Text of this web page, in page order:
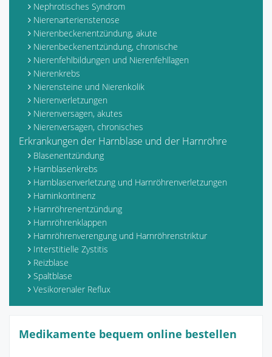
Nephrotisches Syndrom
Nierenarterienstenose
Nierenbeckenentzündung, akute
Nierenbeckenentzündung, chronische
Nierenfehlbildungen und Nierenfehllagen
Nierenkrebs
Nierensteine und Nierenkolik
Nierenverletzungen
Nierenversagen, akutes
Nierenversagen, chronisches
Erkrankungen der Harnblase und der Harnröhre
Blasenentzündung
Harnblasenkrebs
Harnblasenverletzung und Harnröhrenverletzungen
Harninkontinenz
Harnröhrenentzündung
Harnröhrenklappen
Harnröhrenverengung und Harnröhrenstriktur
Interstitielle Zystitis
Reizblase
Spaltblase
Vesikorenaler Reflux
Medikamente bequem online bestellen